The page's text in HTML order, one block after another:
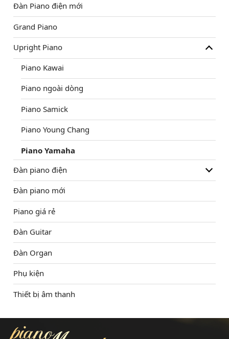
Đàn Piano điện mới
Grand Piano
Upright Piano
Piano Kawai
Piano ngoài dòng
Piano Samick
Piano Young Chang
Piano Yamaha
Đàn piano điện
Đàn piano mới
Piano giá rẻ
Đàn Guitar
Đàn Organ
Phụ kiện
Thiết bị âm thanh